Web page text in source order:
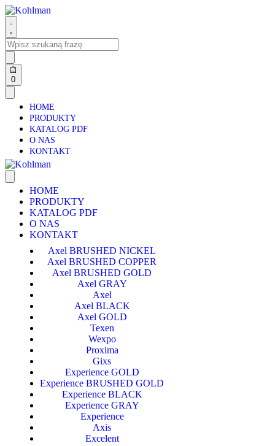
0
HOME
PRODUKTY
KATALOG PDF
O NAS
KONTAKT
HOME
PRODUKTY
KATALOG PDF
O NAS
KONTAKT
Axel BRUSHED NICKEL
Axel BRUSHED COPPER
Axel BRUSHED GOLD
Axel GRAY
Axel
Axel BLACK
Axel GOLD
Texen
Wexpo
Proxima
Gixs
Experience GOLD
Experience BRUSHED GOLD
Experience BLACK
Experience GRAY
Experience
Axis
Excelent